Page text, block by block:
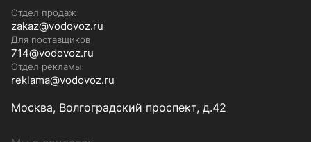
Отдел продаж
zakaz@vodovoz.ru
Для поставщиков
714@vodovoz.ru
Отдел рекламы
reklama@vodovoz.ru
Москва, Волгоградский проспект, д.42